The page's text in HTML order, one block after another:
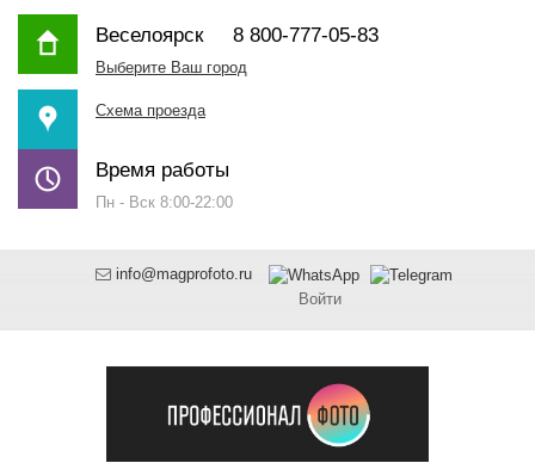
Веселоярск8 800-777-05-83
Выберите Ваш город
Схема проезда
Время работы
Пн - Вск 8:00-22:00
info@magprofoto.ru
Войти